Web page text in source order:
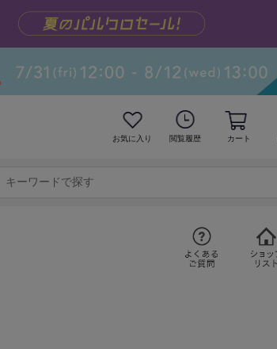
お気に入り 閲覧履歴 カート